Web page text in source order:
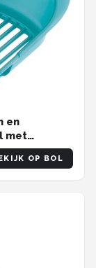
en
met
365 cm
OP BOL